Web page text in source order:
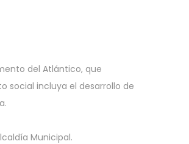
del Atlántico, que
social incluya el desarrollo de
Municipal.